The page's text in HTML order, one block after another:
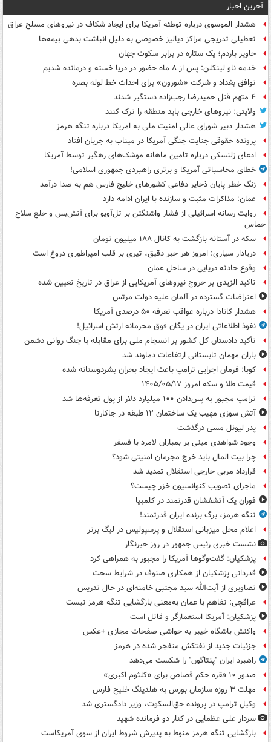
آخرین اخبار
هشدار الموسوی درباره توطئه آمریکا برای ایجاد شکاف در نیروهای مسلح عراق
تعطیلی تدریجی مراکز دیالیز خصوصی به دلیل انباشت بدهی بیمه‌ها
خاویر باردم؛ یک ستاره در برابر سکوت جهان
خدمه ناو لینکلن: پس از ۸ ماه حضور در دریا خسته و درمانده‌ شدیم
توافق بغداد و شرکت «شورون» برای احداث خط لوله بصره
۴ متهم قتل حمیدرضا رجب‌زاده دستگیر شدند
ولایتی: نیروهای خارجی باید منطقه را ترک کنند
هشدار دبیر شورای عالی امنیت ملی به امریکا درباره تنگه هرمز
پرونده حقوقی جنایت جنگی آمریکا در میناب به جریان افتاد
ادعای زلنسکی درباره تامین ماهانه موشک‌های رهگیر توسط آمریکا
خطای محاسباتی آمریکا و برتری راهبردی جمهوری اسلامی!
زنگ خطر پایان ذخایر دفاعی کشورهای خلیج فارس هم به صدا درآمد
عمان: مذاکرات مثبت و سازنده با ایران ادامه دارد
روایت رسانه اسرائیلی از فشار واشنگتن بر تل‌آویو برای آتش‌بس و خلع سلاح
حماس
سکه در آستانه بازگشت به کانال ۱۸۸ میلیون تومان
دریادار سیاری: امروز هر خبر دقیق، تیری بر قلب امپراطوری دروغ است
وقوع حادثه دریایی در ساحل عمان
تاکید الزیدی بر خروج نیروهای آمریکایی از عراق در تاریخ تعیین شده
اعتراضات گسترده در آلمان علیه دولت مرتس
هشدار کانادا درباره عواقب تعرفه ۵۰ درصدی آمریکا
نفوذ اطلاعاتی ایران در یگان فوق محرمانه ارتش اسرائیل!
تأکید دادستان کل کشور بر انسجام ملی برای مقابله با جنگ روانی دشمن
باران مهمان تابستانی ارتفاعات دماوند شد
کوبا: فرمان اجرایی ترامپ باعث ایجاد بحران بشردوستانه شده
قیمت طلا و سکه امروز ۱۴۰۵/۰۵/۱۷
ترامپ مجبور به پس‌دادن ۱۰۰ میلیارد دلار از پول تعرفه‌ها شد
آتش سوزی مهیب یک ساختمان ۱۲ طبقه در جاکارتا
پدر لیونل مسی درگذشت
وجود شواهدی مبنی بر بمباران لامرد با فسفر
چرا بیت المال باید خرج مجرمان امنیتی شود؟
قرارداد مربی خارجی استقلال تمدید شد
ماجرای تصویب کنوانسیون خزر چیست؟
فوران یک آتشفشان قدرتمند در کلمبیا
تنگه هرمز، برگ برنده ایران قدرتمند!
اعلام محل میزبانی استقلال و پرسپولیس در لیگ برتر
نشست خبری رئیس جمهور در روز خبرنگار
پزشکیان: گفت‌وگوها آمریکا را مجبور به همراهی کرد
قدردانی پزشکیان از همکاری صنوف در شرایط سخت
تصاویری از آیت‌الله سید مجتبی خامنه‌ای در حال تدریس
عراقچی: تفاهم با عمان به‌معنی بازگشایی تنگه هرمز نیست
پزشکیان: آمریکا استعمارگر و قاتل است
واکنش باشگاه خیبر به حواشی صفحات مجازی +عکس
جزئیات جدید از نفتکش منفجر شده در هرمز
راهبرد ایران "پنتاگون" را شکست می‌دهد
صدور ۱۰ فقره حکم قصاص برای «کلثوم اکبری»
مهلت ۳ روزه سازمان بورس به هلدینگ خلیج فارس
وکیل ترامپ در پرونده حق‌السکوت، وزیر دادگستری شد
سردار علی عظمایی در کنار دو فرمانده شهید
بازگشایی تنگه هرمز منوط به پذیرش شروط ایران از سوی آمریکاست